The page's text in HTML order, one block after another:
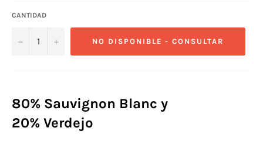
CANTIDAD
− + NO DISPONIBLE - CONSULTAR
80% Sauvignon Blanc y
20% Verdejo